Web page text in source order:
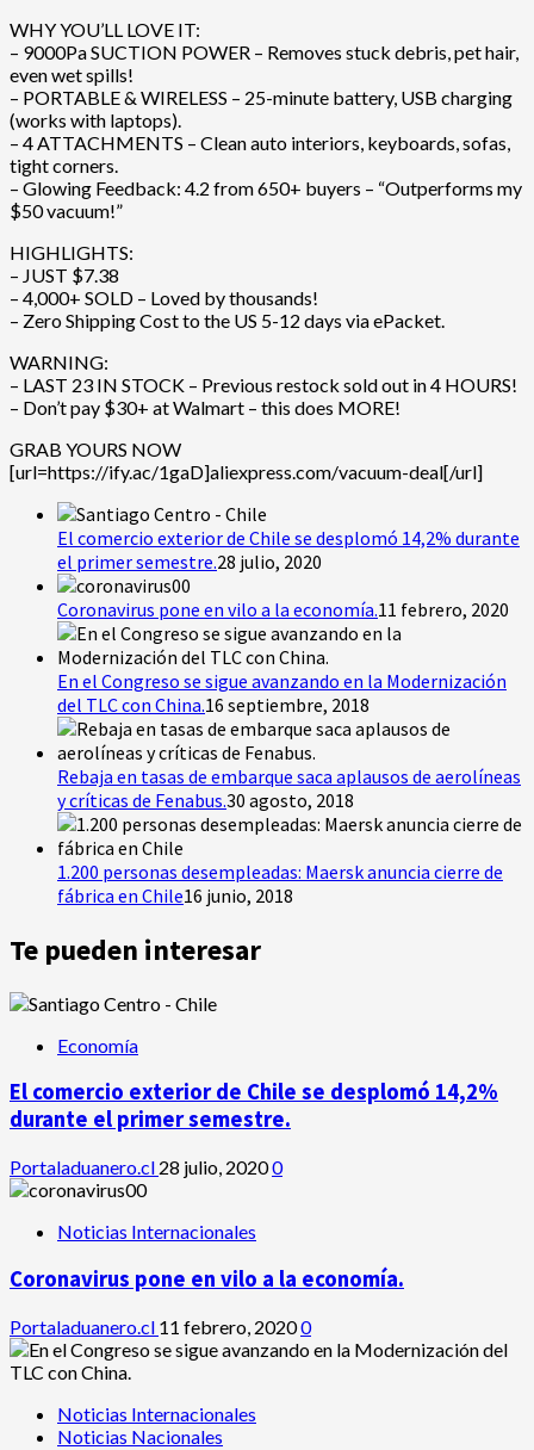
WHY YOU’LL LOVE IT:
– 9000Pa SUCTION POWER – Removes stuck debris, pet hair,
even wet spills!
– PORTABLE & WIRELESS – 25-minute battery, USB charging
(works with laptops).
– 4 ATTACHMENTS – Clean auto interiors, keyboards, sofas,
tight corners.
– Glowing Feedback: 4.2 from 650+ buyers – “Outperforms my
$50 vacuum!”
HIGHLIGHTS:
– JUST $7.38
– 4,000+ SOLD – Loved by thousands!
– Zero Shipping Cost to the US 5-12 days via ePacket.
WARNING:
– LAST 23 IN STOCK – Previous restock sold out in 4 HOURS!
– Don’t pay $30+ at Walmart – this does MORE!
GRAB YOURS NOW
[url=https://ify.ac/1gaD]aliexpress.com/vacuum-deal[/url]
El comercio exterior de Chile se desplomó 14,2% durante
el primer semestre.28 julio, 2020
Coronavirus pone en vilo a la economía.11 febrero, 2020
En el Congreso se sigue avanzando en la Modernización
del TLC con China.16 septiembre, 2018
Rebaja en tasas de embarque saca aplausos de aerolíneas
y críticas de Fenabus.30 agosto, 2018
1.200 personas desempleadas: Maersk anuncia cierre de
fábrica en Chile16 junio, 2018
Te pueden interesar
Economía
El comercio exterior de Chile se desplomó 14,2%
durante el primer semestre.
Portaladuanero.cl 28 julio, 20200
Noticias Internacionales
Coronavirus pone en vilo a la economía.
Portaladuanero.cl 11 febrero, 20200
Noticias Internacionales
Noticias Nacionales